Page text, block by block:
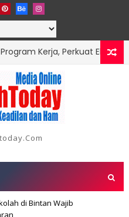
Kerja, Perkuat Ekosistem
di Bintan Wajib